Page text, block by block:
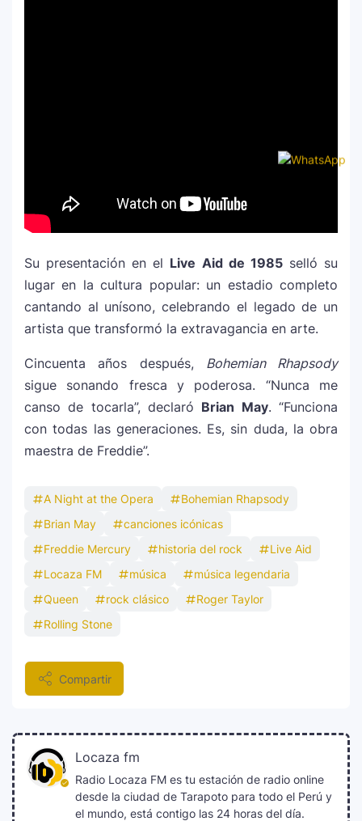
Su presentación en el Live Aid de 1985selló su
lugar en la cultura popular: un estadio completo
cantando al unísono, celebrando el legado de un
artista que transformó la extravagancia en arte.
Cincuenta años después, Bohemian Rhapsody
sigue sonando fresca y poderosa. “Nunca me
canso de tocarla”, declaró Brian May. “Funciona
con todas las generaciones. Es, sin duda, la obra
maestra de Freddie”.
A Night at the Opera
Bohemian Rhapsody
Brian May
canciones icónicas
Freddie Mercury
historia del rock
Live Aid
Locaza FM
música
música legendaria
Queen
rock clásico
Roger Taylor
Rolling Stone
Compartir
Locaza fm
Radio Locaza FM es tu estación de radio online
desde la ciudad de Tarapoto para todo el Perú y
el mundo, está contigo las 24 horas del día.